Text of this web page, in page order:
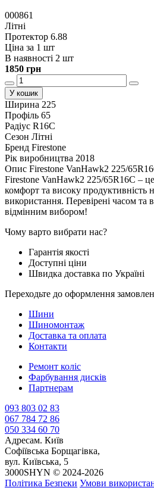
000861
Літні
Протектор 6.88
Ціна за 1 шт
В наявності 2 шт
1850 грн
У кошик
Ширина 225
Профіль 65
Радіус R16C
Сезон Літні
Бренд Firestone
Рік виробництва 2018
Опис Firestone VanHawk2 225/
Firestone VanHawk2 225/65R16C –
комфорт та високу продуктивність
використання. Перевірені часом
відмінним вибором!
Чому варто вибрати нас?
Гарантія якості
Доступні ціни
Швидка доставка по Україні
Переходьте до оформлення
Шини
Шиномонтаж
Доставка та оплата
Контакти
Ремонт коліс
Фарбування дисків
Партнерам
093 803 02 83
067 784 72 86
050 334 60 70
Адресам. Київ
Софіївська Борщагівка,
вул. Київська, 5
3000SHYN © 2024-2026
Політика Безпеки Умови